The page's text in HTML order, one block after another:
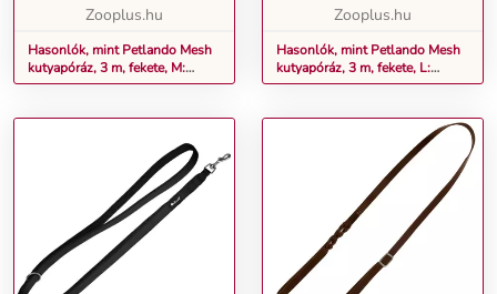
Zooplus.hu
Hasonlók, mint Petlando Mesh
kutyapóráz, 3 m, fekete, M:
300cm hosszú, 20mm széles
Zooplus.hu
Hasonlók, mint Petlando Mesh
kutyapóráz, 3 m, fekete, L:
300cm hosszú, 30mm széles